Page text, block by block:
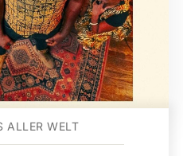
ALLER WELT